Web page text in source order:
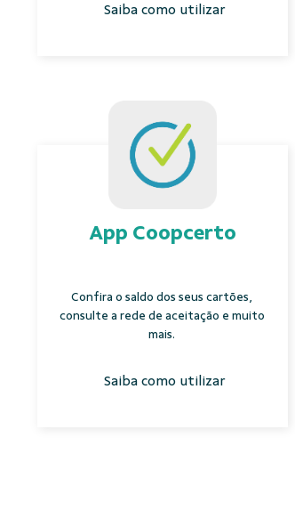
Saiba como utilizar
App Coopcerto
Confira o saldo dos seus cartões,
consulte a rede de aceitação e muito
mais.
Saiba como utilizar